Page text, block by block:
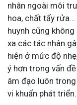
nhân ngoài môi
hoa, chất tẩy rửa…
huynh cũng
xa các tác nhân
hiện ở mức độ
ý hơn trong vấn
âm đạo luôn
vi khuẩn phát triển.